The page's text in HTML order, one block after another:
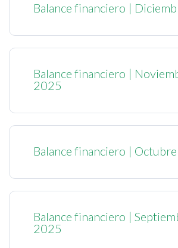
Balance financiero |
Balance financiero |
2025
Balance financiero |
Balance financiero |
2025